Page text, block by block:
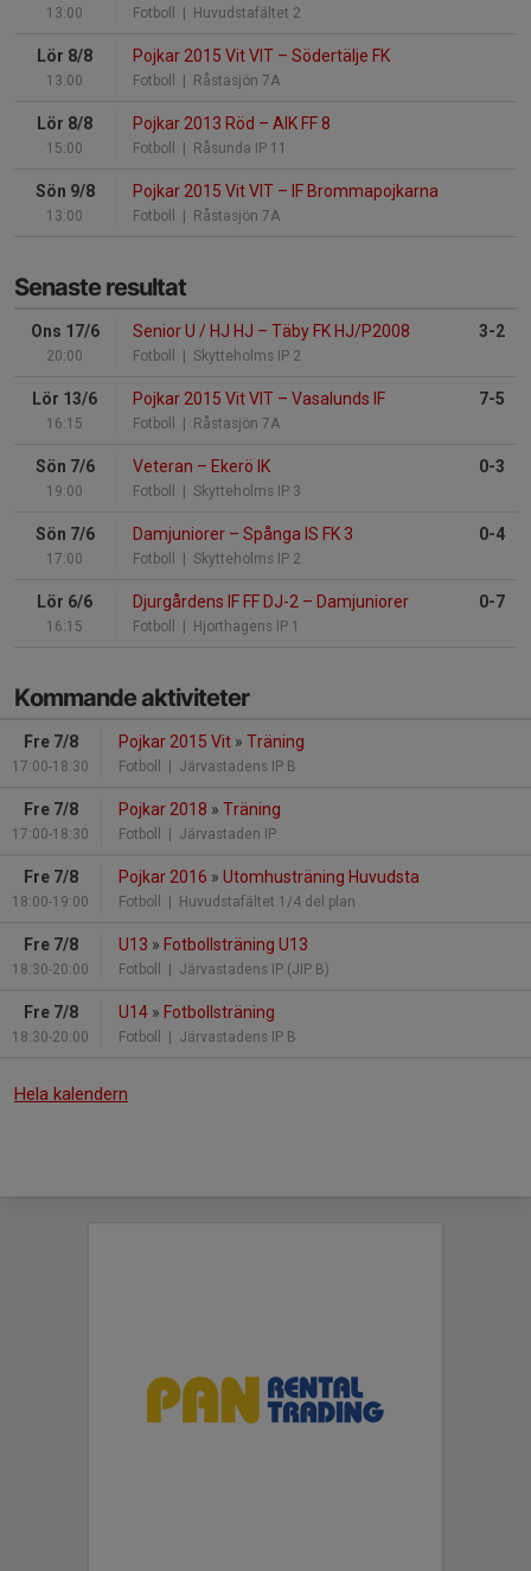
13:00 Fotboll | Huvudstafältet 2
Lör 8/8
13:00
Pojkar 2015 Vit VIT – Södertälje FK
Fotboll | Råstasjön 7A
Lör 8/8
15:00
Pojkar 2013 Röd – AIK FF 8
Fotboll | Råsunda IP 11
Sön 9/8
13:00
Pojkar 2015 Vit VIT – IF Brommapojkarna
Fotboll | Råstasjön 7A
Senaste resultat
Ons 17/6
20:00
Senior U / HJ HJ – Täby FK HJ/P2008
Fotboll | Skytteholms IP 2
3-2
Lör 13/6
16:15
Pojkar 2015 Vit VIT – Vasalunds IF
Fotboll | Råstasjön 7A
7-5
Sön 7/6
19:00
Veteran – Ekerö IK
Fotboll | Skytteholms IP 3
0-3
Sön 7/6
17:00
Damjuniorer – Spånga IS FK 3
Fotboll | Skytteholms IP 2
0-4
Lör 6/6
16:15
Djurgårdens IF FF DJ-2 – Damjuniorer
Fotboll | Hjorthagens IP 1
0-7
Kommande aktiviteter
Fre 7/8
17:00-18:30
Pojkar 2015 Vit » Träning
Fotboll | Järvastadens IP B
Fre 7/8
17:00-18:30
Pojkar 2018 » Träning
Fotboll | Järvastaden IP
Fre 7/8
18:00-19:00
Pojkar 2016 » Utomhusträning Huvudsta
Fotboll | Huvudstafältet 1/4 del plan
Fre 7/8
18:30-20:00
U13 » Fotbollsträning U13
Fotboll | Järvastadens IP (JIP B)
Fre 7/8
18:30-20:00
U14 » Fotbollsträning
Fotboll | Järvastadens IP B
Hela kalendern